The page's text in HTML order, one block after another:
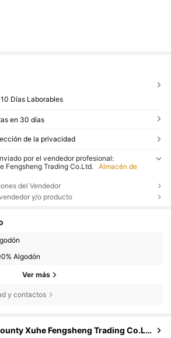
Días Laborables
en 30 días
de la privacidad
por el vendedor profesional:
Fengsheng Trading Co.Ltd.
Almacén de
del Vendedor
y/o producto
Algodón
Ver más
y contactos
Xianyou County Xuhe Fengsheng Trading Co.Ltd.